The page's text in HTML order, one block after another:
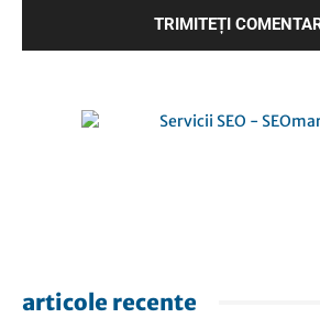
articole recente